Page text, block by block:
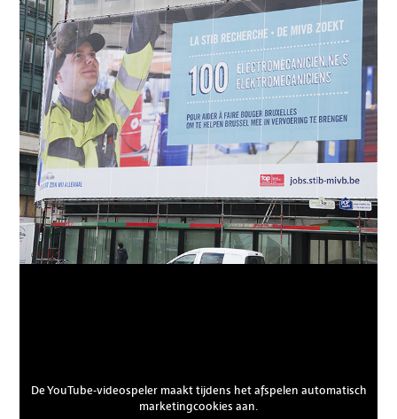
De YouTube-videospeler maakt tijdens het afspelen automatisch
marketingcookies aan.